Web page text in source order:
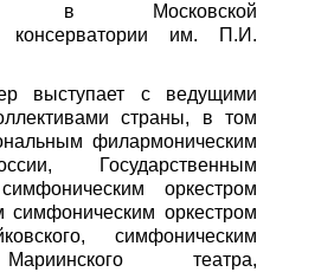
в Московской
консерватории им. П.И.
выступает с ведущими
страны, в том
филармоническим
Государственным
оркестром
симфоническим оркестром
симфоническим
театра,